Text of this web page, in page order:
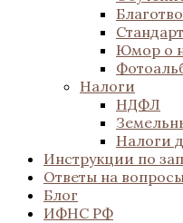
Юмор о
Налоги
НДФЛ
Налоги
Инструкции по
Ответы на
Блог
ИФНС РФ